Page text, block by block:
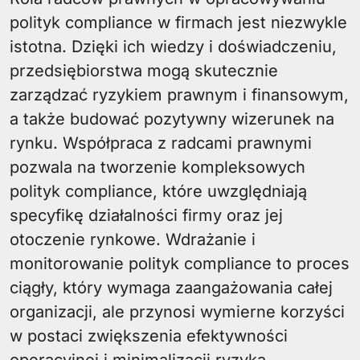
polityk compliance w firmach jest niezwykle
istotna. Dzięki ich wiedzy i doświadczeniu,
przedsiębiorstwa mogą skutecznie
zarządzać ryzykiem prawnym i finansowym,
a także budować pozytywny wizerunek na
rynku. Współpraca z radcami prawnymi
pozwala na tworzenie kompleksowych
polityk compliance, które uwzględniają
specyfikę działalności firmy oraz jej
otoczenie rynkowe. Wdrażanie i
monitorowanie polityk compliance to proces
ciągły, który wymaga zaangażowania całej
organizacji, ale przynosi wymierne korzyści
w postaci zwiększenia efektywności